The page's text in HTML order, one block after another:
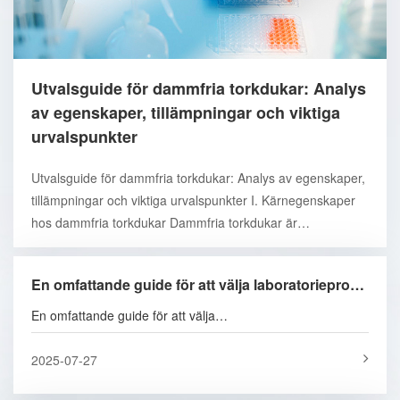
Utvalsguide för dammfria torkdukar: Analys
av egenskaper, tillämpningar och viktiga
urvalspunkter
Utvalsguide för dammfria torkdukar: Analys av egenskaper,
tillämpningar och viktiga urvalspunkter I. Kärnegenskaper
hos dammfria torkdukar Dammfria torkdukar är
rengöringsverktyg speciellt utformade för miljöer med hög
följande kärnegenskaper: 1. Lågt damm och låg statisk el:
Laser- eller ultraljuds kanttätningsteknik används för att
minska fiberavfall. I kombination med antistatisk funktion
undviker den partikelforening orsakad av friktion. 2. Effektiv
En omfattande guide för att välja laboratorieprovtagningsflaskor: material, specifikationer och tillämpningsscenarier
En omfattande guide för att välja
laboratorieprovtagningsflaskor: material, specifikationer och
tillämpningsscenarier I laboratorieforskning, industriella
2025-07-27